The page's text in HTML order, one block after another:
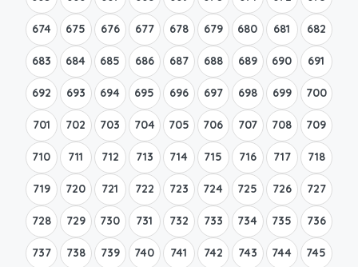
674 675 676 677 678 679 680 681 682
683 684 685 686 687 688 689 690 691
692 693 694 695 696 697 698 699 700
701 702 703 704 705 706 707 708 709
710 711 712 713 714 715 716 717 718
719 720 721 722 723 724 725 726 727
728 729 730 731 732 733 734 735 736
737 738 739 740 741 742 743 744 745